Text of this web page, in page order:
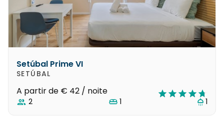
Setúbal Prime VI
SETÚBAL
A partir de € 42 / noite
2 1 1